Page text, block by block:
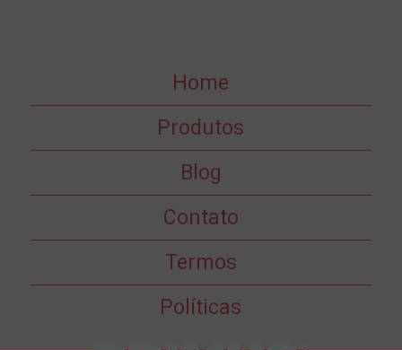
Home
Produtos
Blog
Contato
Termos
Políticas